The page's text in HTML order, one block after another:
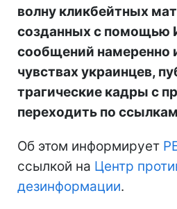
волну кликбейтных
созданных с помощью
сообщений намеренно
чувствах украинцев,
трагические кадры с
переходить по
Об этом информирует
ссылкой на Центр
дезинформации.